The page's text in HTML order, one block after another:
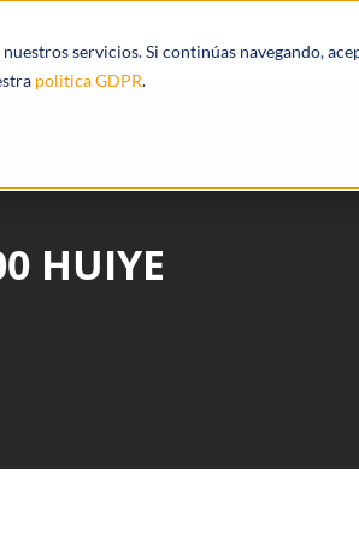
servicios. Si continúas navegando,
politica GDPR.
Ecosistema Integraciones
HUIYE